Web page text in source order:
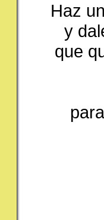
Haz
y
que